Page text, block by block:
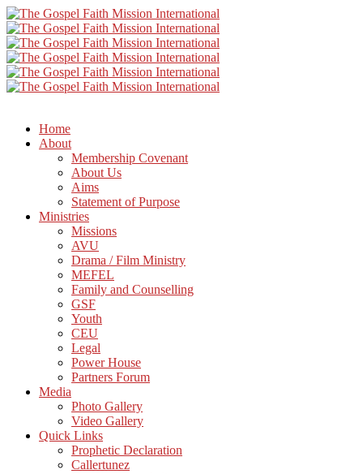
Home
About
Membership Covenant
About Us
Aims
Statement of Purpose
Ministries
Missions
AVU
Drama / Film Ministry
MEFEL
Family and Counselling
GSF
Youth
CEU
Legal
Power House
Partners Forum
Media
Photo Gallery
Video Gallery
Quick Links
Prophetic Declaration
Callertunez